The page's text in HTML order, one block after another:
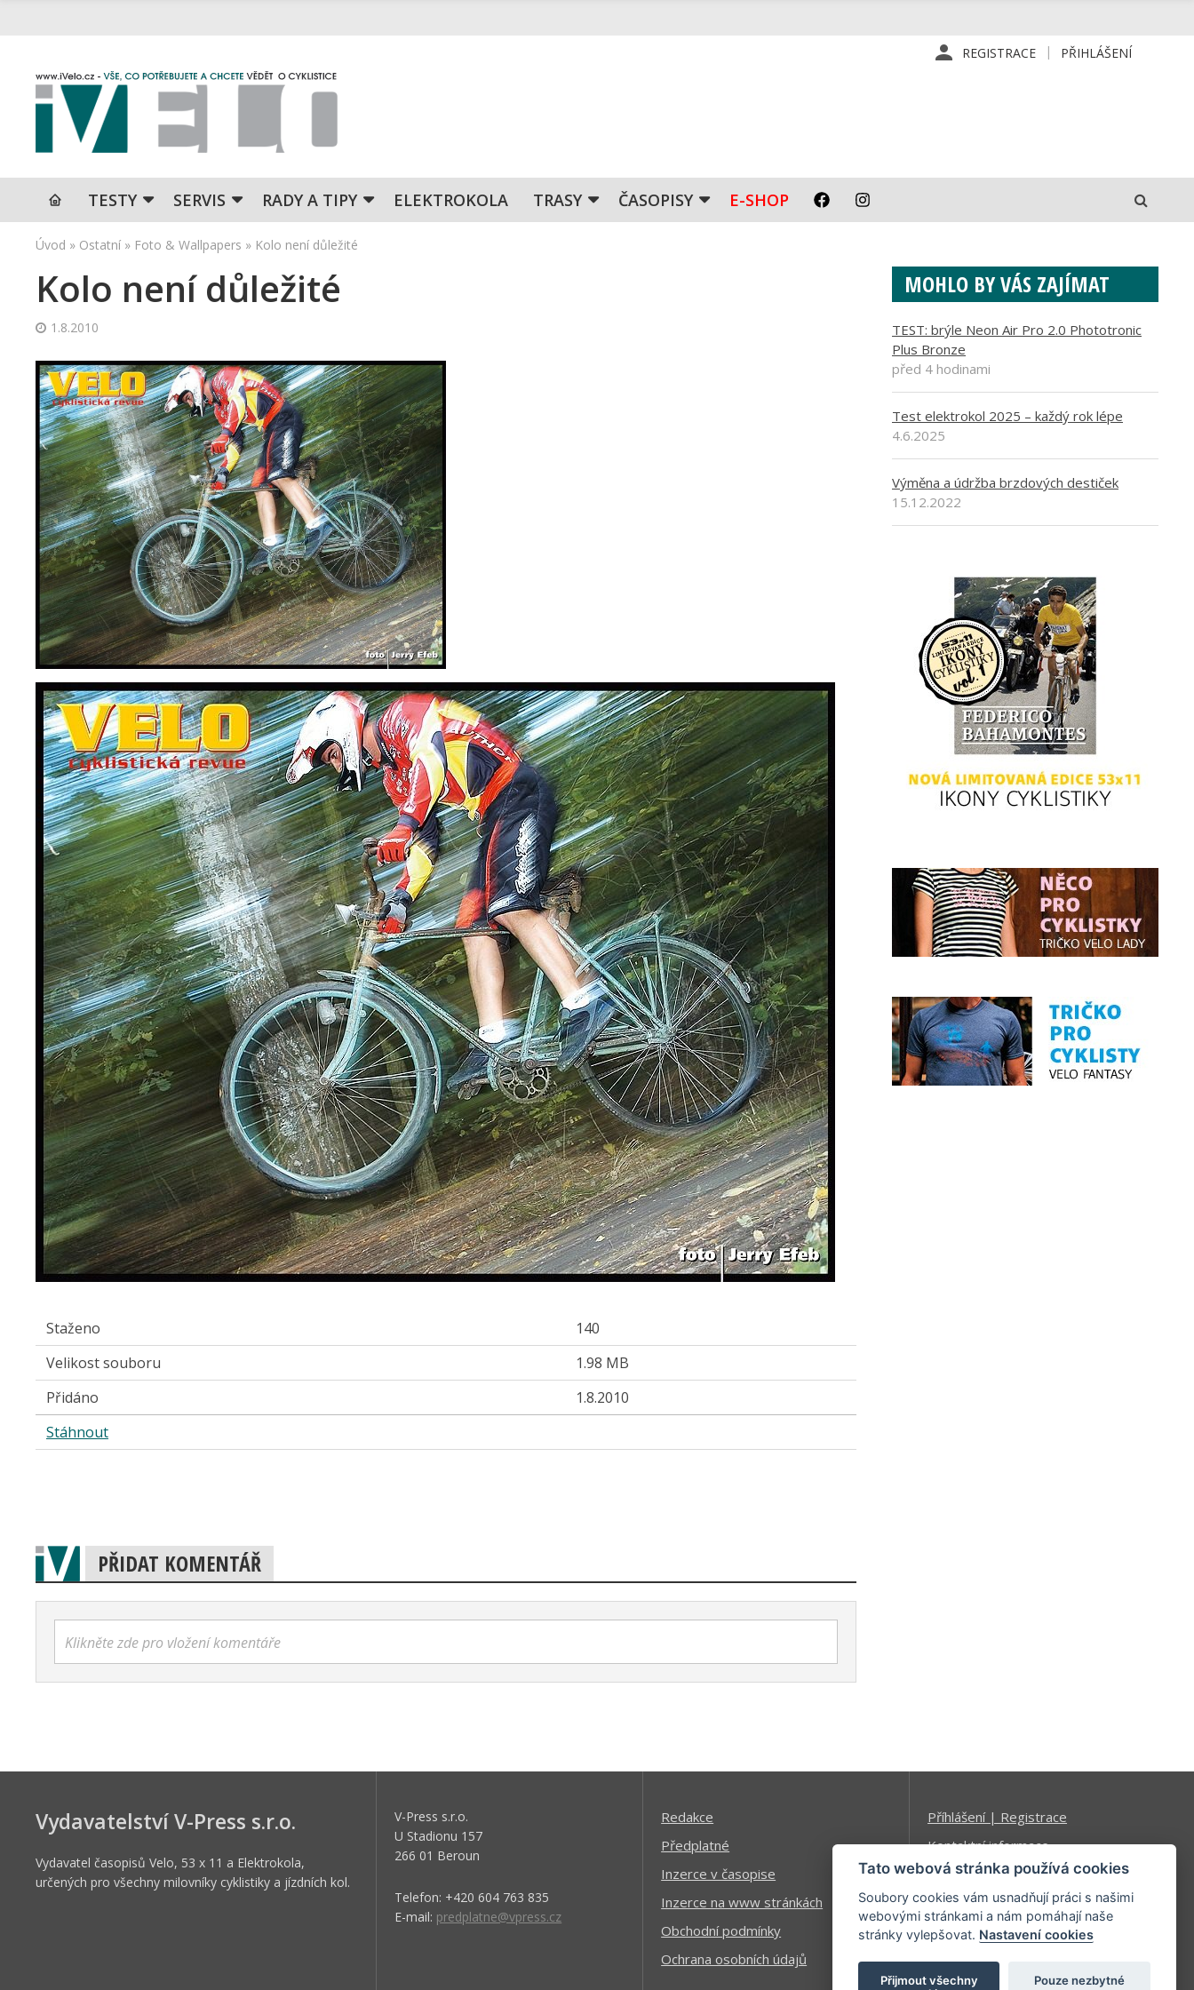
REGISTRACE PŘIHLÁŠENÍ
TESTY SERVIS RADY A TIPY ELEKTROKOLA TRASY ČASOPISY E-SHOP
Úvod » Ostatní » Foto & Wallpapers » Kolo není důležité
Kolo není důležité
1.8.2010
Staženo
140
Velikost souboru
1.98 MB
Přidáno
1.8.2010
Stáhnout
PŘIDAT KOMENTÁŘ
Klikněte zde pro vložení komentáře
MOHLO BY VÁS ZAJÍMAT
TEST: brýle Neon Air Pro 2.0 Phototronic
Plus Bronze
před 4 hodinami
Test elektrokol 2025 – každý rok lépe
4.6.2025
Výměna a údržba brzdových destiček
15.12.2022
Vydavatelství V-Press s.r.o.
Vydavatel časopisů Velo, 53 x 11 a Elektrokola,
určených pro všechny milovníky cyklistiky a jízdních kol.
V-Press s.r.o.
U Stadionu 157
266 01 Beroun
Telefon: +420 604 763 835
E-mail: predplatne@vpress.cz
Redakce
Předplatné
Inzerce v časopise
Inzerce na www stránkách
Obchodní podmínky
Ochrana osobních údajů
Příhlášení | Registrace
Kontaktní informace
Mapa stránek
Tato webová stránka používá cookies
Soubory cookies vám usnadňují práci s našimi
webovými stránkami a nám pomáhají naše
stránky vylepšovat. Nastavení cookies
Přijmout všechny
Pouze nezbytné